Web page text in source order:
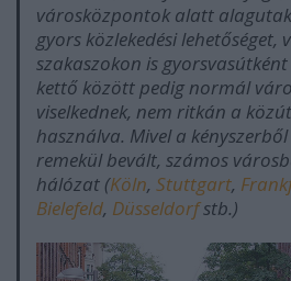
városközpontok alatt
gyors közlekedési
szakaszokon is
kettő között pedig normál
viselkednek, nem ritkán a
használva. Mivel a
remekül bevált, számos
hálózat (Köln, Stuttgart,
Bielefeld, Düsseldorfstb.)